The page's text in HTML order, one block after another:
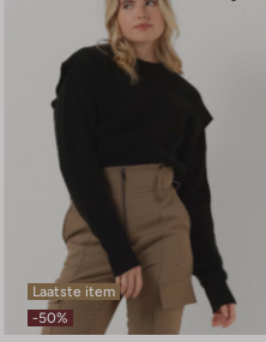
Laatste item
-50%